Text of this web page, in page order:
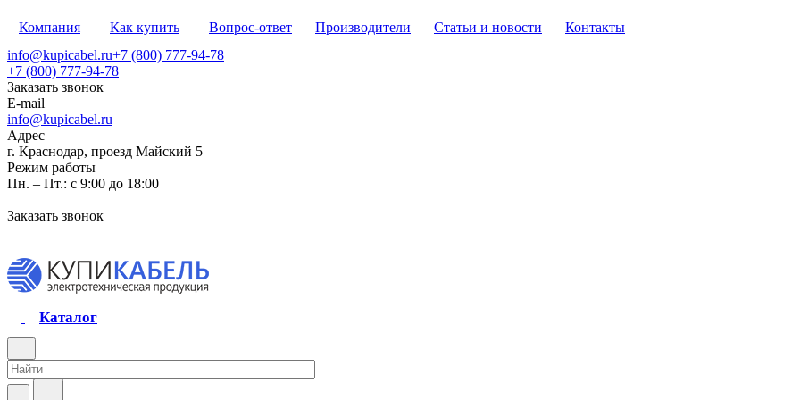
Компания Как купить Вопрос-ответ Производители Статьи и новости
Контакты
info@kupicabel.ru+7 (800) 777-94-78
+7 (800) 777-94-78
Заказать звонок
E-mail
info@kupicabel.ru
Адрес
г. Краснодар, проезд Майский 5
Режим работы
Пн. – Пт.: с 9:00 до 18:00
Заказать звонок
Каталог